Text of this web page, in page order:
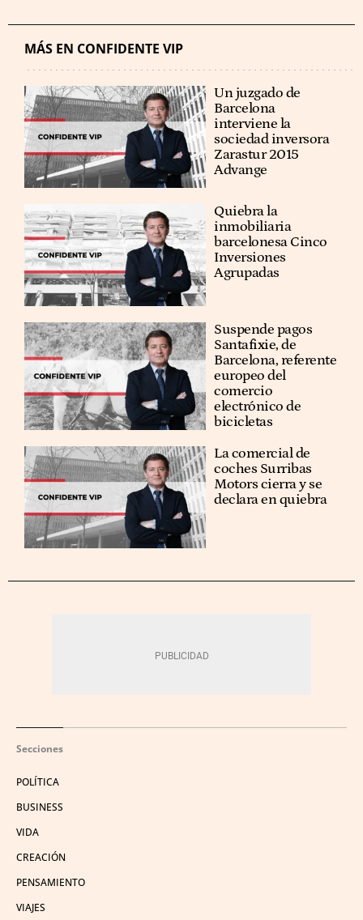
MÁS EN CONFIDENTE VIP
Un juzgado de
Barcelona
interviene la
sociedad inversora
Zarastur 2015
Advange
Quiebra la
inmobiliaria
barcelonesa Cinco
Inversiones
Agrupadas
Suspende pagos
Santafixie, de
Barcelona, referente
europeo del
comercio
electrónico de
bicicletas
La comercial de
coches Surribas
Motors cierra y se
declara en quiebra
Secciones
POLÍTICA
BUSINESS
VIDA
CREACIÓN
PENSAMIENTO
VIAJES